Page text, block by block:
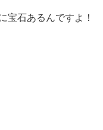
宝石あるんですよ！